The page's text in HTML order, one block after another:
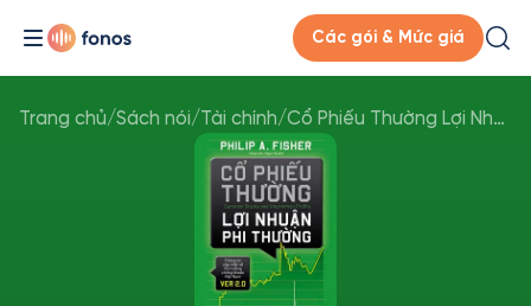
Các gói & Mức giá
Trang chủ/Sách nói/Tài chính/ Cổ Phiếu Thường Lợi Nhuận Phi Thường